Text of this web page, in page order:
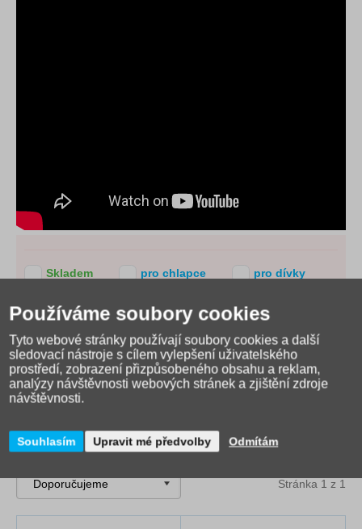
Skladem pro chlapce pro dívky
pro dívky i chlapce
Cena
Zobrazit filtry
Trefl
Zrušit filtry
Stránka 1 z 1
Používáme soubory cookies
Tyto webové stránky používají soubory cookies a další
sledovací nástroje s cílem vylepšení uživatelského
prostředí, zobrazení přizpůsobeného obsahu a reklam,
analýzy návštěvnosti webových stránek a zjištění zdroje
návštěvnosti.
Souhlasím Upravit mé předvolby Odmítám